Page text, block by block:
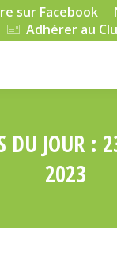
sur Facebook
Adhérer au
DU JOUR :
2023